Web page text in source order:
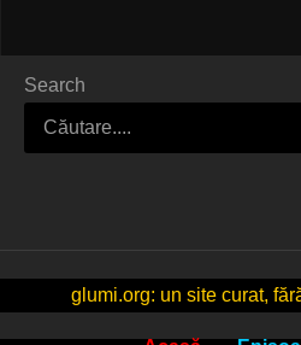
Search
glumi.org: un site curat,